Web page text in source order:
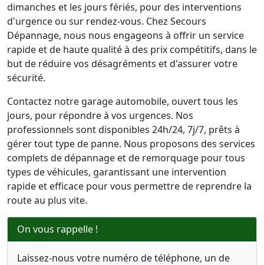
dimanches et les jours fériés, pour des interventions
d'urgence ou sur rendez-vous. Chez Secours
Dépannage, nous nous engageons à offrir un service
rapide et de haute qualité à des prix compétitifs, dans le
but de réduire vos désagréments et d'assurer votre
sécurité.
Contactez notre garage automobile, ouvert tous les
jours, pour répondre à vos urgences. Nos
professionnels sont disponibles 24h/24, 7j/7, prêts à
gérer tout type de panne. Nous proposons des services
complets de dépannage et de remorquage pour tous
types de véhicules, garantissant une intervention
rapide et efficace pour vous permettre de reprendre la
route au plus vite.
On vous rappelle !
Laissez-nous votre numéro de téléphone, un de